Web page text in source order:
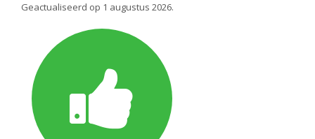
Geactualiseerd op 1 augustus 2026.